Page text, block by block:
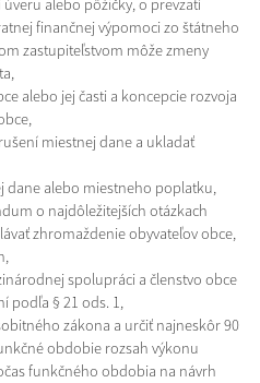
alebo pôžičky, o prevzatí
finančnej výpomoci zo štátneho
zastupiteľstvom môže zmeny
alebo jej časti a koncepcie rozvoja
miestnej dane a ukladať
dane alebo miestneho poplatku,
o najdôležitejších otázkach
zhromaždenie obyvateľov obce,
spolupráci a členstvo obce
podľa § 21 ods. 1,
zákona a určiť najneskôr 90
obdobie rozsah výkonu
funkčného obdobia na návrh